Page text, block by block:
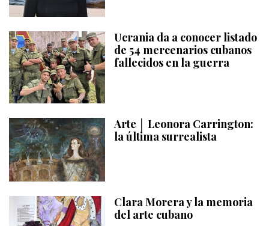
Ucrania da a conocer listado
de 54 mercenarios cubanos
fallecidos en la guerra
Arte │ Leonora Carrington:
la última surrealista
Clara Morera y la memoria
del arte cubano